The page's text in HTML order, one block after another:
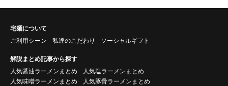
宅麺について
ご利用シーン
私達のこだわり ソーシャルギフト
解説まとめ記事から探す
人気醤油ラーメンまとめ
人気塩ラーメンまとめ
人気味噌ラーメンまとめ
人気豚骨ラーメンまとめ